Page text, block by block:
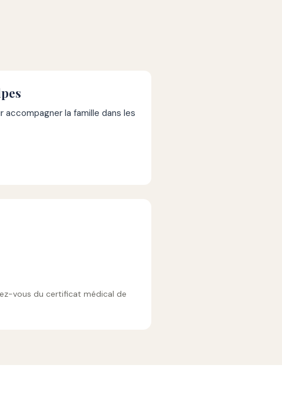
la famille dans les
vous du certificat médical de